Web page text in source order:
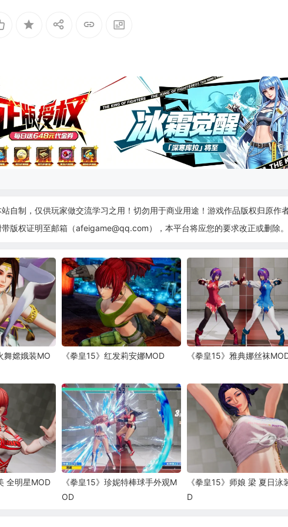
自制，仅供玩家做交流学习之用！切勿用于商业用途！游戏作品版权归原作
版权证明至邮箱（afeigame@qq.com），本平台将应您的要求改正或删除。
舞嫦娥装MO
《拳皇15》红发莉安娜MOD 《拳皇15》雅典娜丝袜
全明星MOD
《拳皇15》珍妮特棒球手外观M
OD
《拳皇15》师娘 梁 夏日泳
D